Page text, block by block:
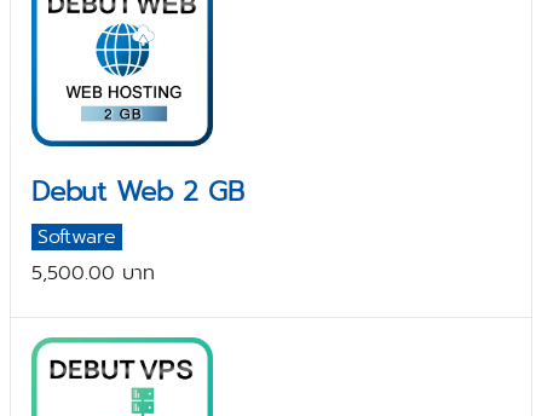
Debut Web 2 GB
Software
5,500.00 บาท